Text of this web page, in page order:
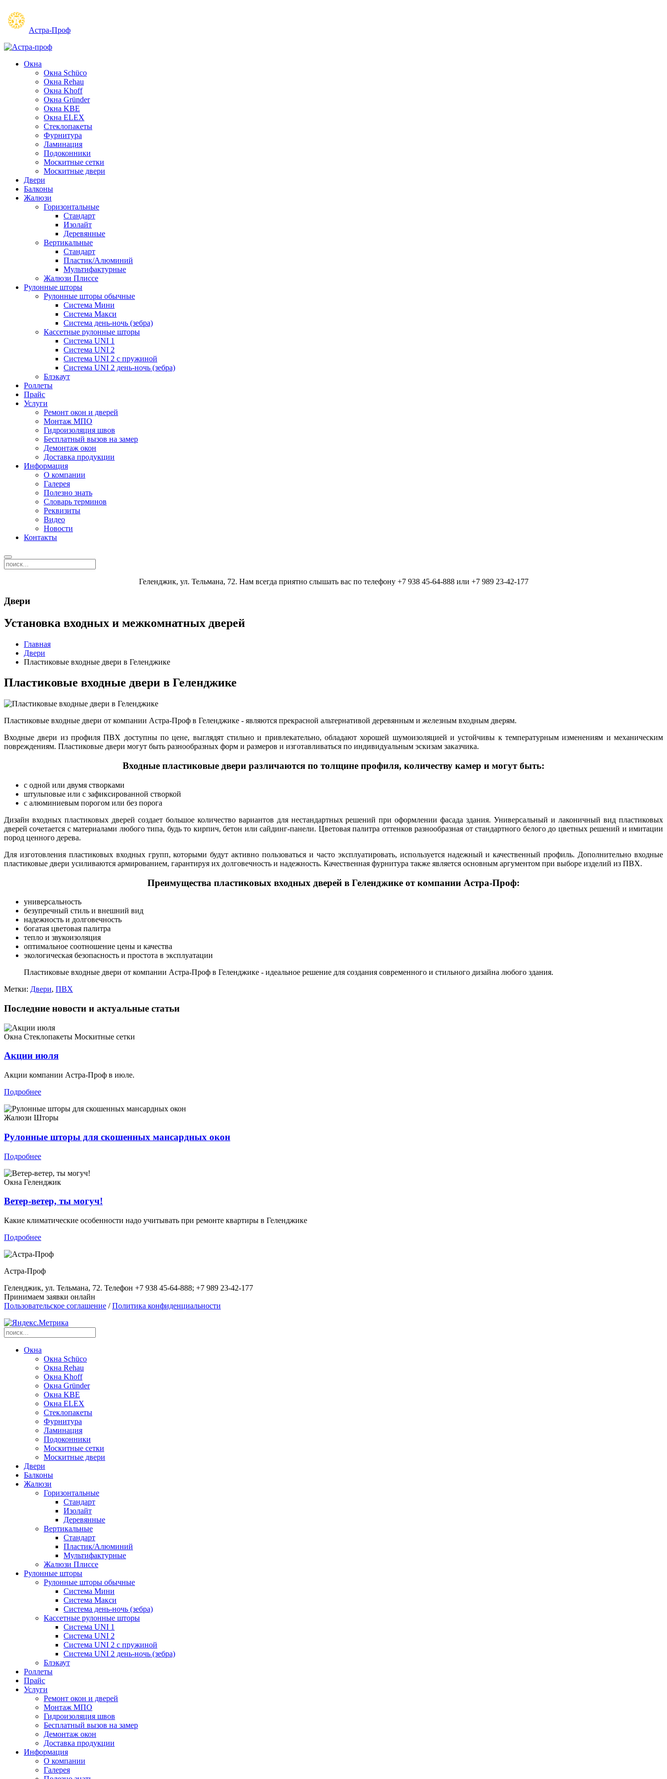
Астра-Проф
Окна
Окна Schüco
Окна Rehau
Окна Khoff
Окна Gründer
Окна KBE
Окна ELEX
Стеклопакеты
Фурнитура
Ламинация
Подоконники
Москитные сетки
Москитные двери
Двери
Балконы
Жалюзи
Горизонтальные
Стандарт
Изолайт
Деревянные
Вертикальные
Стандарт
Пластик/Алюминий
Мультифактурные
Жалюзи Плиссе
Рулонные шторы
Рулонные шторы обычные
Система Мини
Система Макси
Система день-ночь (зебра)
Кассетные рулонные шторы
Система UNI 1
Система UNI 2
Система UNI 2 с пружиной
Система UNI 2 день-ночь (зебра)
Блэкаут
Роллеты
Прайс
Услуги
Ремонт окон и дверей
Монтаж МПО
Гидроизоляция швов
Бесплатный вызов на замер
Демонтаж окон
Доставка продукции
Информация
О компании
Галерея
Полезно знать
Словарь терминов
Реквизиты
Видео
Новости
Контакты
Геленджик, ул. Тельмана, 72. Нам всегда приятно слышать вас по телефону +7 938 45-64-888 или +7 989 23-42-177
Двери
Установка входных и межкомнатных дверей
Главная
Двери
Пластиковые входные двери в Геленджике
Пластиковые входные двери в Геленджике
Пластиковые входные двери от компании Астра-Проф в Геленджике - являются прекрасной альтернативой деревянным и железным входным дверям.
Входные двери из профиля ПВХ доступны по цене, выглядят стильно и привлекательно, обладают хорошей шумоизоляцией и устойчивы к температурным изменениям и механическим
повреждениям. Пластиковые двери могут быть разнообразных форм и размеров и изготавливаться по индивидуальным эскизам заказчика.
Входные пластиковые двери различаются по толщине профиля, количеству камер и могут быть:
с одной или двумя створками
штульповые или с зафиксированной створкой
с алюминиевым порогом или без порога
Дизайн входных пластиковых дверей создает большое количество вариантов для нестандартных решений при оформлении фасада здания. Универсальный и лаконичный вид пластиковых
дверей сочетается с материалами любого типа, будь то кирпич, бетон или сайдинг-панели. Цветовая палитра оттенков разнообразная от стандартного белого до цветных решений и имитации
пород ценного дерева.
Для изготовления пластиковых входных групп, которыми будут активно пользоваться и часто эксплуатировать, используется надежный и качественный профиль. Дополнительно входные
пластиковые двери усиливаются армированием, гарантируя их долговечность и надежность. Качественная фурнитура также является основным аргументом при выборе изделий из ПВХ.
Преимущества пластиковых входных дверей в Геленджике от компании Астра-Проф:
универсальность
безупречный стиль и внешний вид
надежность и долговечность
богатая цветовая палитра
тепло и звукоизоляция
оптимальное соотношение цены и качества
экологическая безопасность и простота в эксплуатации
Пластиковые входные двери от компании Астра-Проф в Геленджике - идеальное решение для создания современного и стильного дизайна любого здания.
Метки: Двери, ПВХ
Последние новости и актуальные статьи
Окна Стеклопакеты Москитные сетки
Акции июля
Акции компании Астра-Проф в июле.
Подробнее
Жалюзи Шторы
Рулонные шторы для скошенных мансардных окон
Подробнее
Окна Геленджик
Ветер-ветер, ты могуч!
Какие климатические особенности надо учитывать при ремонте квартиры в Геленджике
Подробнее
Астра-Проф
Геленджик, ул. Тельмана, 72. Телефон +7 938 45-64-888; +7 989 23-42-177
Принимаем заявки онлайн
Пользовательское соглашение /Политика конфиденциальности
Окна
Окна Schüco
Окна Rehau
Окна Khoff
Окна Gründer
Окна KBE
Окна ELEX
Стеклопакеты
Фурнитура
Ламинация
Подоконники
Москитные сетки
Москитные двери
Двери
Балконы
Жалюзи
Горизонтальные
Стандарт
Изолайт
Деревянные
Вертикальные
Стандарт
Пластик/Алюминий
Мультифактурные
Жалюзи Плиссе
Рулонные шторы
Рулонные шторы обычные
Система Мини
Система Макси
Система день-ночь (зебра)
Кассетные рулонные шторы
Система UNI 1
Система UNI 2
Система UNI 2 с пружиной
Система UNI 2 день-ночь (зебра)
Блэкаут
Роллеты
Прайс
Услуги
Ремонт окон и дверей
Монтаж МПО
Гидроизоляция швов
Бесплатный вызов на замер
Демонтаж окон
Доставка продукции
Информация
О компании
Галерея